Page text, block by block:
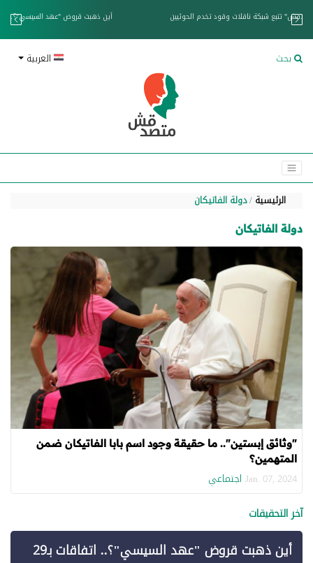
خزان عائم.. "متصدقش" تتبع شبكة ناقلات وقود تخدم الحوثيين
بحث العربية
الرئيسية دولة الفاتيكان
دولة الفاتيكان
"وثائق إبستين".. ما حقيقة وجود اسم بابا الفاتيكان ضمن
المتهمين؟
Jan. 07, 2024 اجتماعي
آخر التحقيقات
أين ذهبت قروض "عهد السيسي"؟.. اتفاقات بـ29